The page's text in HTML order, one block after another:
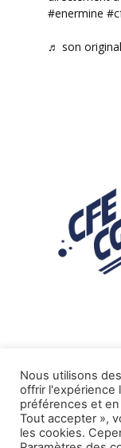
#enermine
♬ son original
Mentions
Tous droits
Nous utilisons
offrir l'expérience
préférences et
Tout accepter »,
les cookies.